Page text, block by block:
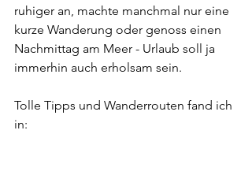
ruhiger an, machte manchmal nur eine
kurze Wanderung oder genoss einen
Nachmittag am Meer - Urlaub soll ja
immerhin auch erholsam sein.
Tolle Tipps und Wanderrouten fand ich
in: